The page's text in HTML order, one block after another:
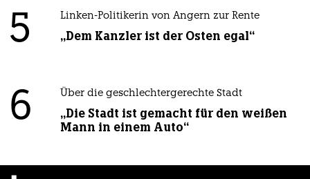
5 Linken-Politikerin von Angern zur Rente
„Dem Kanzler ist der Osten egal“
6 Über die geschlechtergerechte Stadt
„Die Stadt ist gemacht für den weißen
Mann in einem Auto“